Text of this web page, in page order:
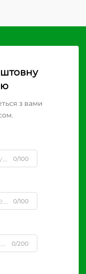
з вами
0/100
0/100
0/200